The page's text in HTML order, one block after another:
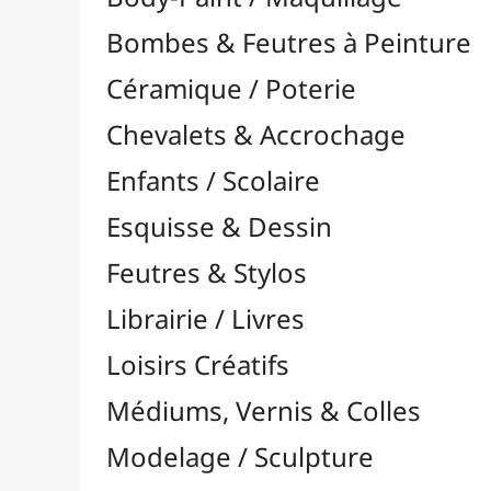
Feutres & Stylos
Librairie / Livres
Loisirs Créatifs
Médiums, Vernis & Colles
Modelage / Sculpture
Peintures / Couleurs
Résines / Moulage
Supports Dessin & Peinture
Transport / Rangement
Vannerie / Rotin
Papeterie & Bureau